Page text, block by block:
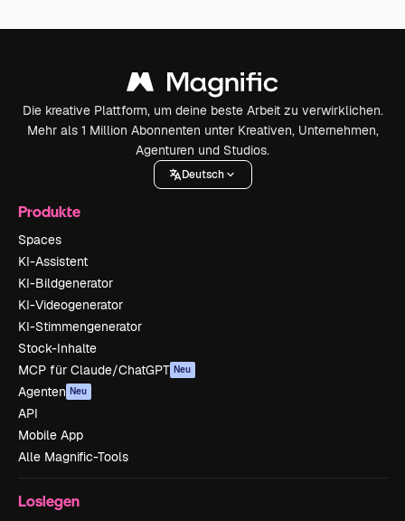
Die kreative Plattform, um deine beste Arbeit zu verwirklichen.
Mehr als 1 Million Abonnenten unter Kreativen, Unternehmen,
Agenturen und Studios.
Deutsch
Produkte
Spaces
KI-Assistent
KI-Bildgenerator
KI-Videogenerator
KI-Stimmengenerator
Stock-Inhalte
MCP für Claude/ChatGPT Neu
Agenten Neu
API
Mobile App
Alle Magnific-Tools
Loslegen